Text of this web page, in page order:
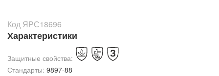
Код ЯРС18696
Характеристики
Защитные свойства:
Стандарты: 9897-88